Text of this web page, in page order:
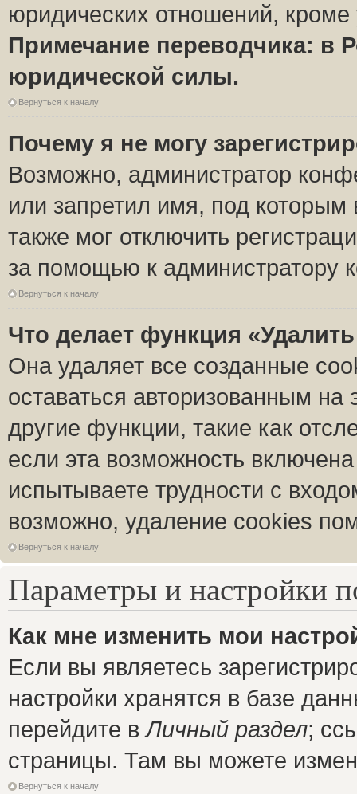
юридических отношений,
Примечание переводчика: в
юридической силы.
Вернуться к началу
Почему я не могу
Возможно, администратор
или запретил имя, под которым
также мог отключить
за помощью к администратору
Вернуться к началу
Что делает функция
Она удаляет все созданные
оставаться авторизованным
другие функции, такие как
если эта возможность
испытываете трудности с
возможно, удаление cookies
Вернуться к началу
Параметры и настройки
Как мне изменить мои
Если вы являетесь
настройки хранятся в базе
перейдите вЛичный раздел;
страницы. Там вы можете
Вернуться к началу